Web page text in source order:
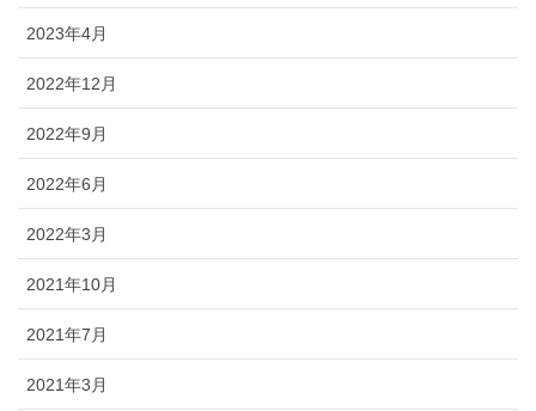
2023年4月
2022年12月
2022年9月
2022年6月
2022年3月
2021年10月
2021年7月
2021年3月